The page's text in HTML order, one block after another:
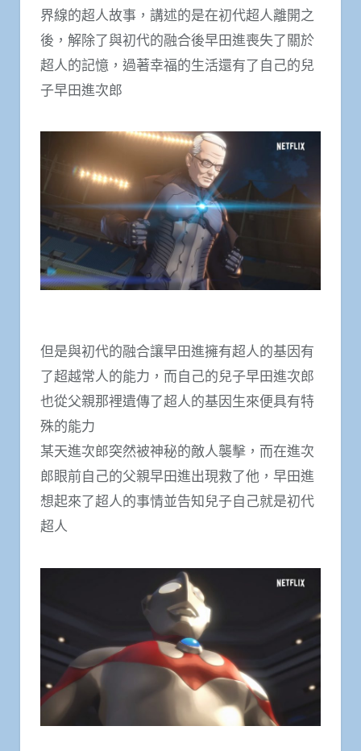
界線的超人故事，講述的是在初代超人離開之
後，解除了與初代的融合後早田進喪失了關於
超人的記憶，過著幸福的生活還有了自己的兒
子早田進次郎
但是與初代的融合讓早田進擁有超人的基因有
了超越常人的能力，而自己的兒子早田進次郎
也從父親那裡遺傳了超人的基因生來便具有特
殊的能力
某天進次郎突然被神秘的敵人襲擊，而在進次
郎眼前自己的父親早田進出現救了他，早田進
想起來了超人的事情並告知兒子自己就是初代
超人